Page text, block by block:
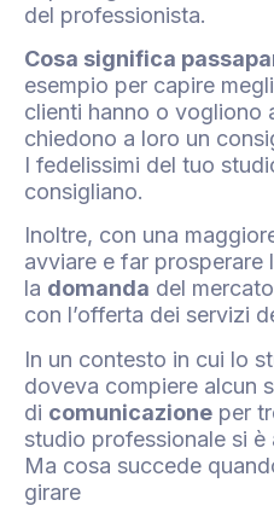
del professionista.
Cosa significa
esempio per capire
clienti hanno o vogliono
chiedono a loro un
I fedelissimi del tuo
consigliano.
Inoltre, con una
avviare e far prosperare
la domanda del
con l’offerta dei servizi
In un contesto in cui lo
doveva compiere alcun
di comunicazione per
studio professionale si
Ma cosa succede
girare